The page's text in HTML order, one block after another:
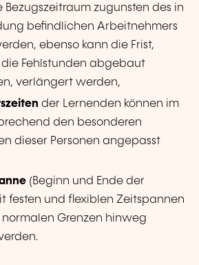
Bezugszeitraum zugunsten des in
befindlichen Arbeitnehmers
ebenso kann die Frist,
Fehlstunden abgebaut
verlängert werden,
der Lernenden können im
den besonderen
dieser Personen angepasst
(Beginn und Ende der
festen und flexiblen Zeitspannen
Grenzen hinweg